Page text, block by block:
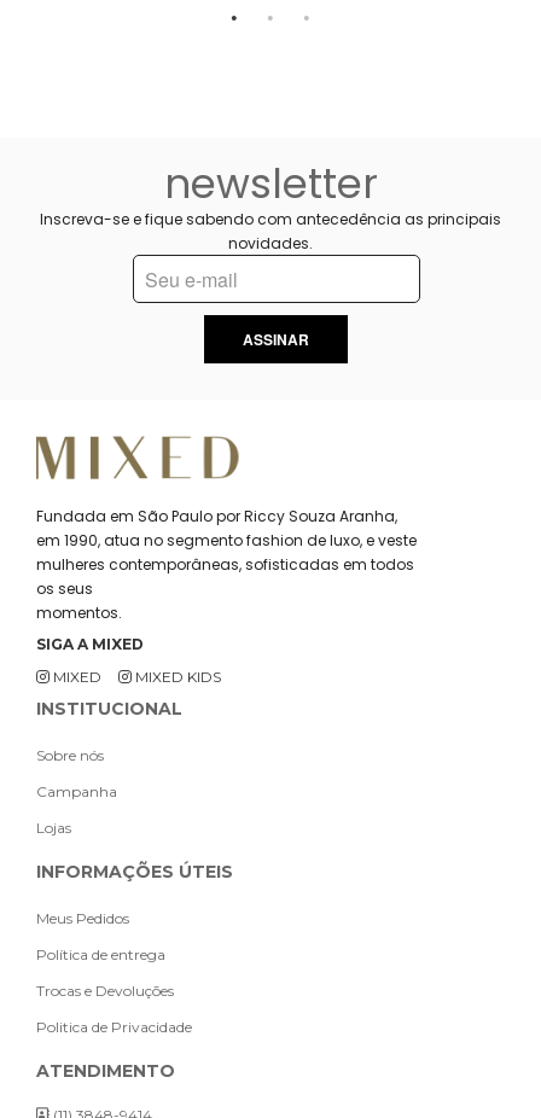
newsletter
Inscreva-se e fique sabendo com antecedência as principais
novidades.
ASSINAR
Fundada em São Paulo por Riccy Souza Aranha,
em 1990, atua no segmento fashion de luxo, e veste
mulheres contemporâneas, sofisticadas em todos
os seus
momentos.
SIGA A MIXED
MIXED
MIXED KIDS
INSTITUCIONAL
Sobre nós
Campanha
Lojas
INFORMAÇÕES ÚTEIS
Meus Pedidos
Política de entrega
Trocas e Devoluções
Politica de Privacidade
ATENDIMENTO